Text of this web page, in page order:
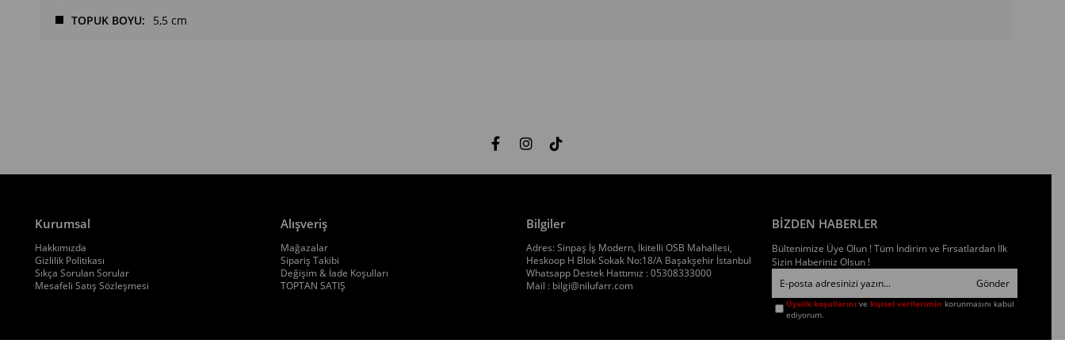
TOPUK BOYU
5,5 cm
Kurumsal
Hakkımızda
Gizlilik Politikası
Sıkça Sorulan Sorular
Mesafeli Satış Sözleşmesi
Alışveriş
Mağazalar
Sipariş Takibi
Değişim & İade Koşulları
TOPTAN SATIŞ
Bilgiler
Adres: Sinpaş İş Modern, İkitelli OSB Mahallesi,
Heskoop H Blok Sokak No:18/A Başakşehir İstanbul
Whatsapp Destek Hattımız : 05308333000
Mail : bilgi@nilufarr.com
BİZDEN HABERLER
Bültenimize Üye Olun ! Tüm İndirim ve Fırsatlardan İlk
Sizin Haberiniz Olsun !
Gönder
Üyelik koşullarınıve kişisel verilerimin korunmasını kabul
ediyorum.